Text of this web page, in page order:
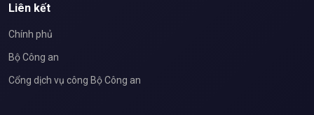
Liên kết
Chính phủ
Bộ Công an
Cổng dịch vụ công Bộ Công an